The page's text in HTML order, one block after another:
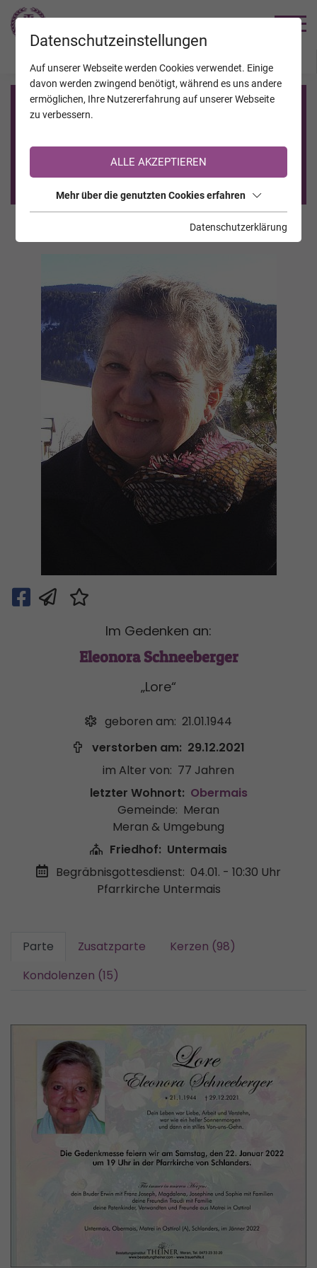
Registrierung auf TrauerHilfe.it
Sie sind noch nicht auf TrauerHilfe.it registriert?
>> zur kostenlosen Registrierung <<
Im Gedenken an:
Eleonora Schneeberger
„Lore“
geboren am: 21.01.1944
verstorben am: 29.12.2021
im Alter von: 77 Jahren
letzter Wohnort: Obermais
Gemeinde: Meran
Meran & Umgebung
Friedhof: Untermais
Begräbnisgottesdienst: 04.01. - 10:30 Uhr
Pfarrkirche Untermais
Parte Zusatzparte
Kerzen (98)
Kondolenzen (15)
Datenschutzeinstellungen
Auf unserer Webseite werden Cookies verwendet. Einige
davon werden zwingend benötigt, während es uns andere
ermöglichen, Ihre Nutzererfahrung auf unserer Webseite
zu verbessern.
ALLE AKZEPTIEREN
Mehr über die genutzten Cookies erfahren
Datenschutzerklärung
JAHRESTAGE KALENDER VERSTORBENE